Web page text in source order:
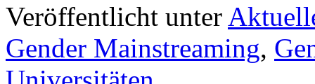
Veröffentlicht unter
Gender Mainstreaming,